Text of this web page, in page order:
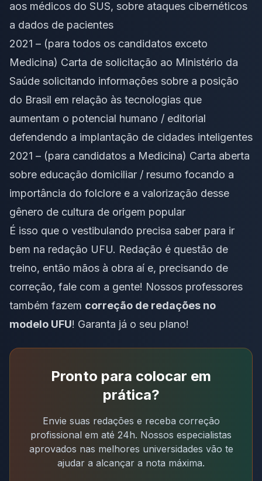
aos médicos do SUS, sobre ataques cibernéticos
a dados de pacientes
2021 – (para todos os candidatos exceto
Medicina) Carta de solicitação ao Ministério da
Saúde solicitando informações sobre a posição
do Brasil em relação às tecnologias que
aumentam o potencial humano / editorial
defendendo a implantação de cidades inteligentes
2021 – (para candidatos a Medicina) Carta aberta
sobre educação domiciliar / resumo focando a
importância do folclore e a valorização desse
gênero de cultura de origem popular
É isso que o vestibulando precisa saber para ir
bem na redação UFU. Redação é questão de
treino, então mãos à obra aí e, precisando de
correção, fale com a gente! Nossos professores
também fazem correção de redações no
modelo UFU! Garanta já o seu plano!
Pronto para colocar em
prática?
Envie suas redações e receba correção
profissional em até 24h. Nossos especialistas
aprovados nas melhores universidades vão te
ajudar a alcançar a nota máxima.